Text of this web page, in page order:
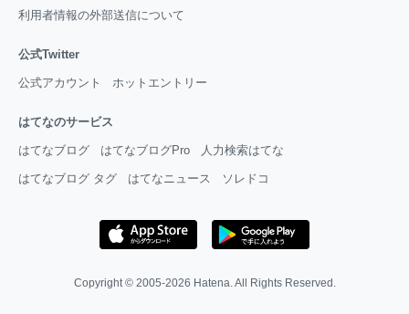
利用者情報の外部送信について
公式Twitter
公式アカウント ホットエントリー
はてなのサービス
はてなブログ はてなブログPro 人力検索はてな
はてなブログ タグ はてなニュース ソレドコ
Copyright © 2005-2026 Hatena. All Rights Reserved.